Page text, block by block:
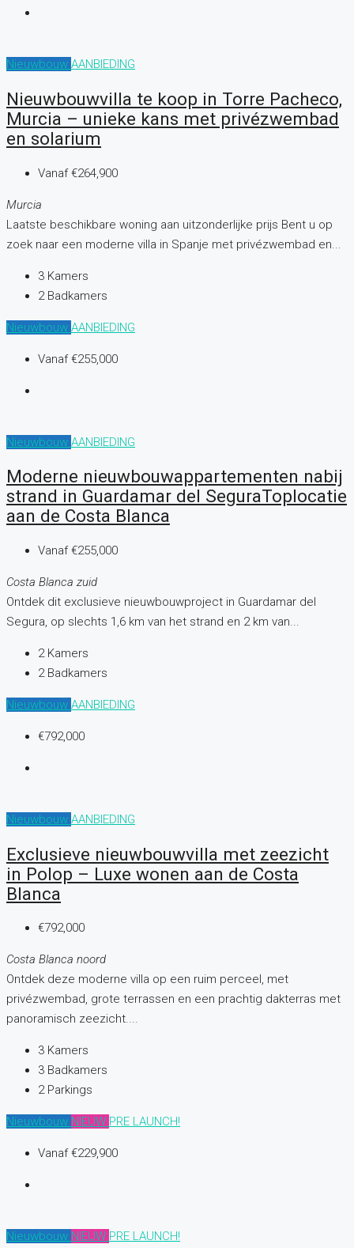
Nieuwbouw AANBIEDING
Nieuwbouwvilla te koop in Torre Pacheco,
Murcia – unieke kans met privézwembad
en solarium
Vanaf€264,900
Murcia
Laatste beschikbare woning aan uitzonderlijke prijs Bent u op
zoek naar een moderne villa in Spanje met privézwembad en...
3 Kamers
2 Badkamers
Nieuwbouw AANBIEDING
Vanaf€255,000
Nieuwbouw AANBIEDING
Moderne nieuwbouwappartementen nabij
strand in Guardamar del SeguraToplocatie
aan de Costa Blanca
Vanaf€255,000
Costa Blanca zuid
Ontdek dit exclusieve nieuwbouwproject in Guardamar del
Segura, op slechts 1,6 km van het strand en 2 km van...
2 Kamers
2 Badkamers
Nieuwbouw AANBIEDING
€792,000
Nieuwbouw AANBIEDING
Exclusieve nieuwbouwvilla met zeezicht
in Polop – Luxe wonen aan de Costa
Blanca
€792,000
Costa Blanca noord
Ontdek deze moderne villa op een ruim perceel, met
privézwembad, grote terrassen en een prachtig dakterras met
panoramisch zeezicht....
3 Kamers
3 Badkamers
2 Parkings
Nieuwbouw NIEUW PRE LAUNCH!
Vanaf€229,900
Nieuwbouw NIEUW PRE LAUNCH!